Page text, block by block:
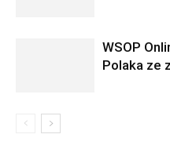
WSOP
Polaka ze